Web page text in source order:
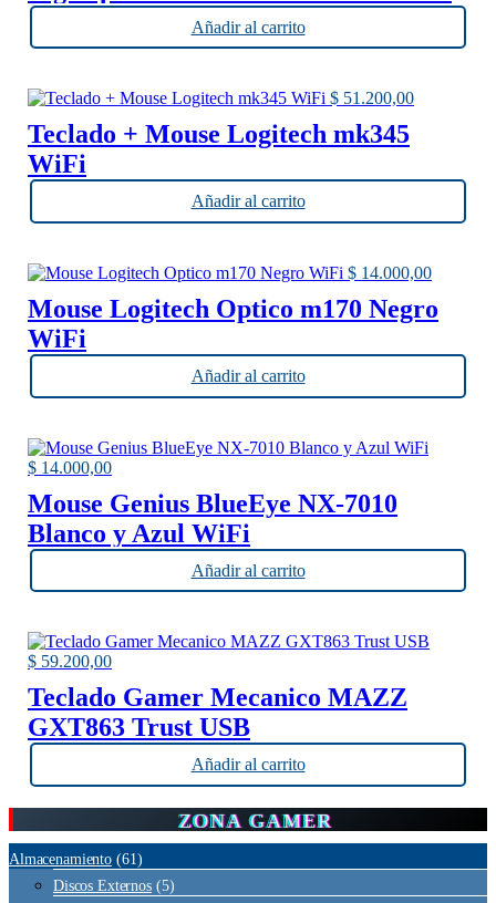
Añadir al carrito
$ 51.200,00
Teclado + Mouse Logitech mk345
WiFi
Añadir al carrito
$ 14.000,00
Mouse Logitech Optico m170 Negro
WiFi
Añadir al carrito
$ 14.000,00
Mouse Genius BlueEye NX-7010
Blanco y Azul WiFi
Añadir al carrito
$ 59.200,00
Teclado Gamer Mecanico MAZZ
GXT863 Trust USB
Añadir al carrito
ZONA GAMER
Almacenamiento (61)
Discos Externos (5)